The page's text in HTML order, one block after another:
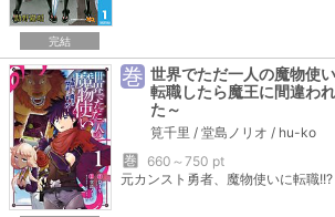
完結
巻 世界でただ一人の魔物使
転職したら魔王に間違わ
た～
筧千里 / 堂島ノリオ / hu-ko
巻
660～750 pt